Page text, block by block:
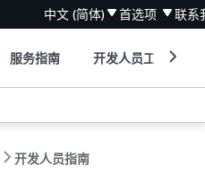
中文 (简体) 首选项 联系
服务指南 开发人员工具
开发人员指南